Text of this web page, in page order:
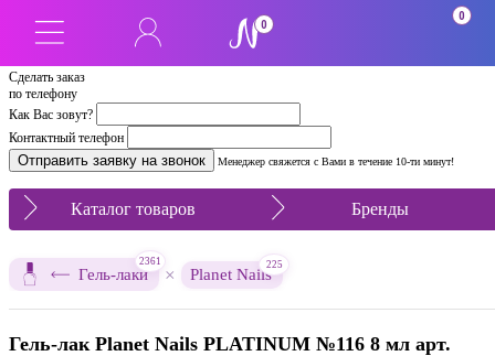
Сделать заказ
по телефону
Как Вас зовут?
Контактный телефон
Менеджер свяжется с Вами в течение 10-ти минут!
0
0
Каталог товаров Бренды
Гель-лаки
2361
× Planet Nails
225
Гель-лак Planet Nails PLATINUM №116 8 мл арт.